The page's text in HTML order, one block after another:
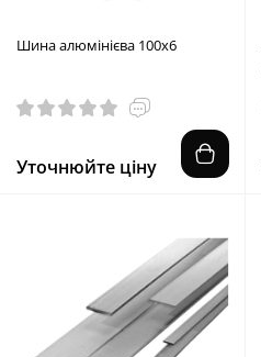
Шина алюмінієва 100х6
Уточнюйте ціну